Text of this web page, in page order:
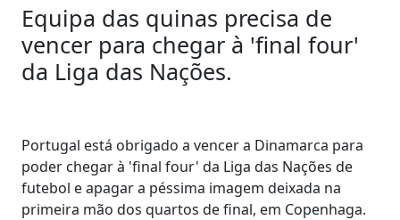
Equipa das quinas precisa de
vencer para chegar à 'final four'
da Liga das Nações.
Portugal está obrigado a vencer a Dinamarca para
poder chegar à 'final four' da Liga das Nações de
futebol e apagar a péssima imagem deixada na
primeira mão dos quartos de final, em Copenhaga.